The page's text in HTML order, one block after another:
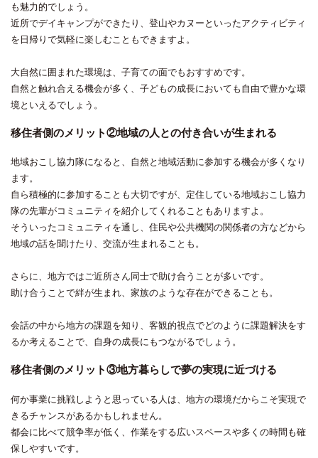
も魅力的でしょう。
近所でデイキャンプができたり、登山やカヌーといったアクティビティ
を日帰りで気軽に楽しむこともできますよ。
大自然に囲まれた環境は、子育ての面でもおすすめです。
自然と触れ合える機会が多く、子どもの成長においても自由で豊かな環
境といえるでしょう。
移住者側のメリット②地域の人との付き合いが生まれる
地域おこし協力隊になると、自然と地域活動に参加する機会が多くなり
ます。
自ら積極的に参加することも大切ですが、定住している地域おこし協力
隊の先輩がコミュニティを紹介してくれることもありますよ。
そういったコミュニティを通し、住民や公共機関の関係者の方などから
地域の話を聞けたり、交流が生まれることも。
さらに、地方ではご近所さん同士で助け合うことが多いです。
助け合うことで絆が生まれ、家族のような存在ができることも。
会話の中から地方の課題を知り、客観的視点でどのように課題解決をす
るか考えることで、自身の成長にもつながるでしょう。
移住者側のメリット③地方暮らしで夢の実現に近づける
何か事業に挑戦しようと思っている人は、地方の環境だからこそ実現で
きるチャンスがあるかもしれません。
都会に比べて競争率が低く、作業をする広いスペースや多くの時間も確
保しやすいです。